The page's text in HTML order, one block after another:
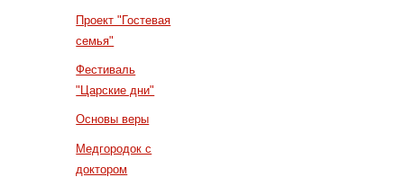
Проект "Гостевая
семья"
Фестиваль
"Царские дни"
Основы веры
Медгородок с
доктором